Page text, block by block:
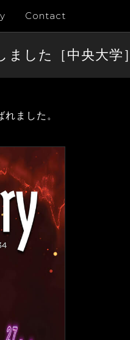
Contact
した［中央大学］
ました。